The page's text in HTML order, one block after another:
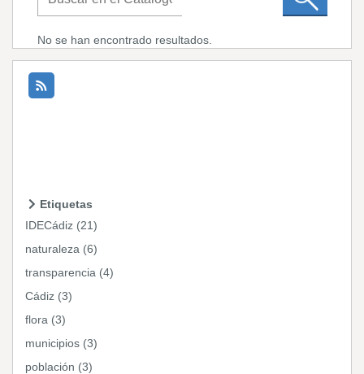
No se han encontrado resultados.
Etiquetas
IDECádiz (21)
naturaleza (6)
transparencia (4)
Cádiz (3)
flora (3)
municipios (3)
población (3)